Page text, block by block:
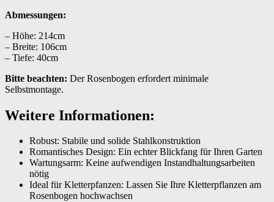
Abmessungen:
– Höhe: 214cm
– Breite: 106cm
– Tiefe: 40cm
Bitte beachten: Der Rosenbogen erfordert minimale
Selbstmontage.
Weitere Informationen:
Robust: Stabile und solide Stahlkonstruktion
Romantisches Design: Ein echter Blickfang für Ihren Garten
Wartungsarm: Keine aufwendigen Instandhaltungsarbeiten
nötig
Ideal für Kletterpfanzen: Lassen Sie Ihre Kletterpflanzen am
Rosenbogen hochwachsen